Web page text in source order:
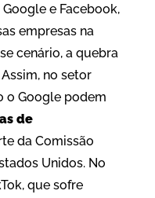
e Facebook,
empresas na
cenário, a quebra
no setor
o Google podem
de
da Comissão
Unidos. No
que sofre